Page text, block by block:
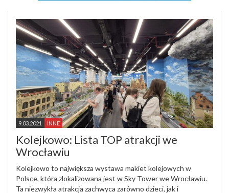
9.03.2021 INNE
Kolejkowo: Lista TOP atrakcji we
Wrocławiu
Kolejkowo to największa wystawa makiet kolejowych w
Polsce, która zlokalizowana jest w Sky Tower we Wrocławiu.
Ta niezwykła atrakcja zachwyca zarówno dzieci, jak i